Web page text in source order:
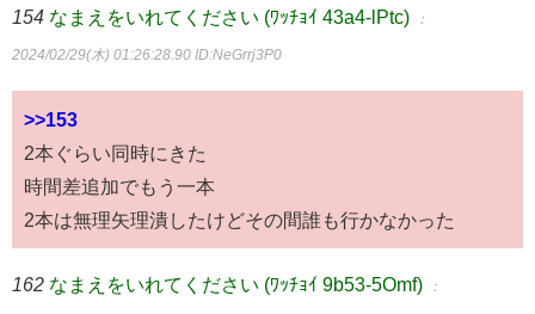
154 なまえをいれてください (ﾜｯﾁｮｲ 43a4-lPtc) ：
2024/02/29(木) 01:26:28.90 ID:NeGrrj3P0
>>153
2本ぐらい同時にきた
時間差追加でもう一本
2本は無理矢理潰したけどその間誰も行かなかった
162 なまえをいれてください (ﾜｯﾁｮｲ 9b53-5Omf) ：